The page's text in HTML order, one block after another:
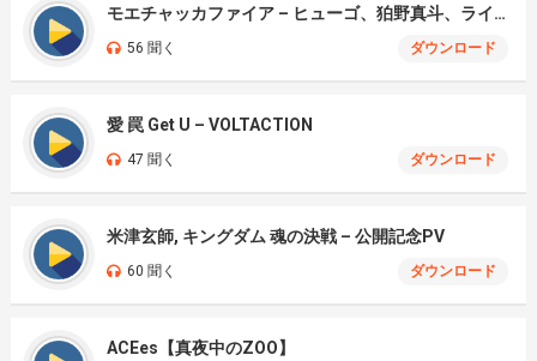
モエチャッカファイア – ヒューゴ、狛野真斗、ライト、セヴェリアン (Cover )
56 聞く ダウンロード
愛 罠 Get U – VOLTACTION
47 聞く ダウンロード
米津玄師, キングダム 魂の決戦 – 公開記念PV
60 聞く ダウンロード
ACEes【真夜中のZOO】